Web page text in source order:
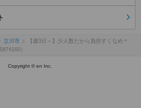
立川市
【週3日～】少人数だから負担すくなめ＊
）
Copyright © en Inc.